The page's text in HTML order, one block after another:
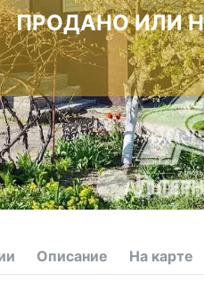
ПРОДАНО ИЛИ
Описание На карте